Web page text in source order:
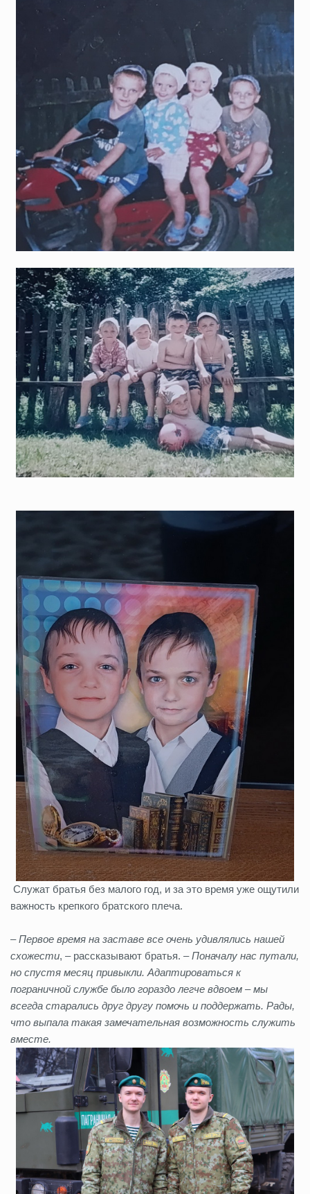
Служат братья без малого год, и за это время уже ощутили
важность крепкого братского плеча.
–Первое время на заставе все очень удивлялись нашей
схожести, – рассказывают братья. –Поначалу нас путали,
но спустя месяц привыкли. Адаптироваться к
пограничной службе было гораздо легче вдвоем – мы
всегда старались друг другу помочь и поддержать. Рады,
что выпала такая замечательная возможность служить
вместе.